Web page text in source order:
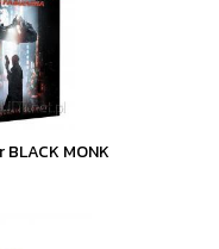
MONK